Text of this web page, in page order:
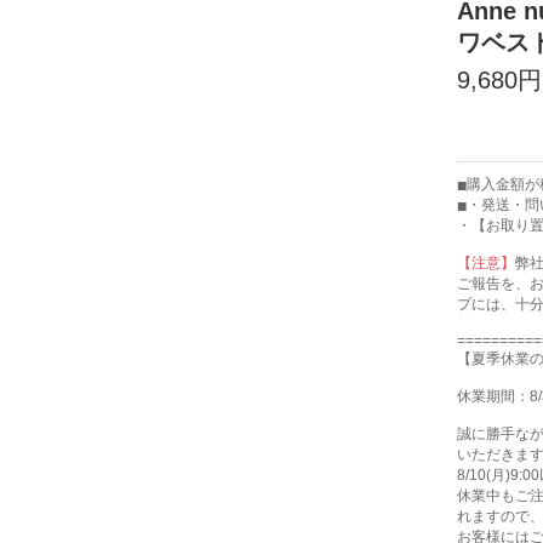
Anne
ワベス
9,680円
購入金額
・発送・
・【お取り
【注意】 弊
ご報告を、
プには、十
【夏季休業
休業期間：
誠に勝手な
いただきます
8/10(月)9:00
休業中もご
れますので
お客様には